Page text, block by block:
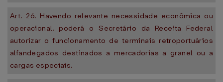
Art. 26. Havendo relevante necessidade econômica ou
operacional, poderá o Secretário da Receita Federal
autorizar o funcionamento de terminais retroportuários
alfandegados destinados a mercadorias a granel ou a
cargas especiais.